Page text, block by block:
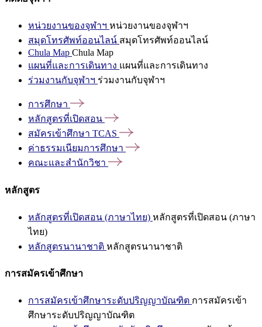
หน่วยงานของจุฬาฯ หน่วยงานของจุฬาฯ
สมุดโทรศัพท์ออนไลน์ สมุดโทรศัพท์ออนไลน์
Chula Map Chula Map
แผนที่และการเดินทาง แผนที่และการเดินทาง
ร่วมงานกับจุฬาฯ ร่วมงานกับจุฬาฯ
การศึกษา
หลักสูตรที่เปิดสอน
สมัครเข้าศึกษา TCAS
ค่าธรรมเนียมการศึกษา
คณะและสำนักวิชา
หลักสูตร
หลักสูตรที่เปิดสอน (ภาษาไทย) หลักสูตรที่เปิดสอน (ภาษา
ไทย)
หลักสูตรนานาชาติ หลักสูตรนานาชาติ
การสมัครเข้าศึกษา
การสมัครเข้าศึกษาระดับปริญญาบัณฑิต การสมัครเข้า
ศึกษาระดับปริญญาบัณฑิต